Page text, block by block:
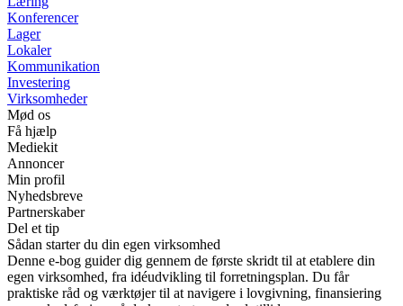
Konferencer
Lager
Lokaler
Kommunikation
Investering
Virksomheder
Mød os
Få hjælp
Mediekit
Annoncer
Min profil
Nyhedsbreve
Partnerskaber
Del et tip
Sådan starter du din egen virksomhed
Denne e-bog guider dig gennem de første skridt til at etablere din
egen virksomhed, fra idéudvikling til forretningsplan. Du får
praktiske råd og værktøjer til at navigere i lovgivning, finansiering